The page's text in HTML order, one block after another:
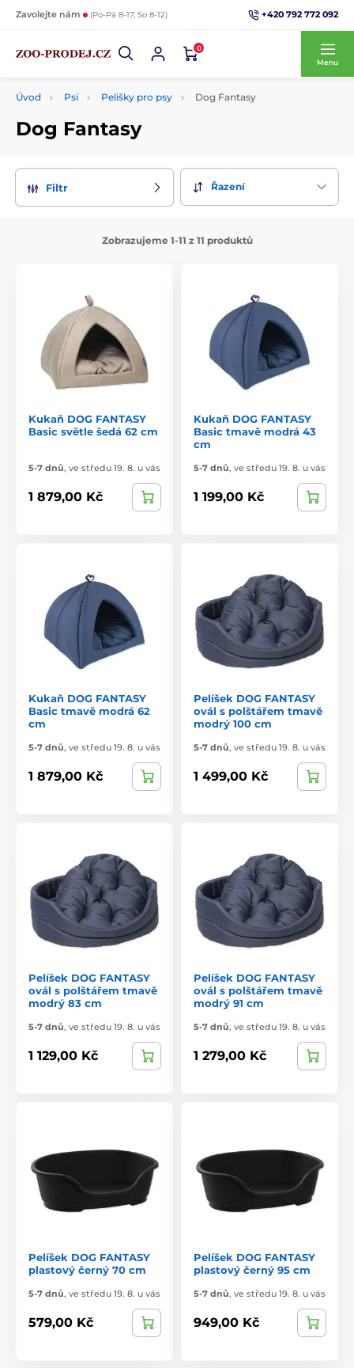
Zavolejte nám (Po-Pá 8-17, So 8-12) +420 792 772 092
0
Menu
Úvod Psi Pelišky pro psy Dog Fantasy
Dog Fantasy
Filtr Řazení
Zobrazujeme 1-11 z 11 produktů
Kukaň DOG FANTASY
Basic světle šedá 62 cm
5-7 dnů, ve středu 19. 8. u vás
1 879,00 Kč
Kukaň DOG FANTASY
Basic tmavě modrá 43
cm
5-7 dnů, ve středu 19. 8. u vás
1 199,00 Kč
Kukaň DOG FANTASY
Basic tmavě modrá 62
cm
5-7 dnů, ve středu 19. 8. u vás
1 879,00 Kč
Pelíšek DOG FANTASY
ovál s polštářem tmavě
modrý 100 cm
5-7 dnů, ve středu 19. 8. u vás
1 499,00 Kč
Pelíšek DOG FANTASY
ovál s polštářem tmavě
modrý 83 cm
5-7 dnů, ve středu 19. 8. u vás
1 129,00 Kč
Pelíšek DOG FANTASY
ovál s polštářem tmavě
modrý 91 cm
5-7 dnů, ve středu 19. 8. u vás
1 279,00 Kč
Pelíšek DOG FANTASY
plastový černý 70 cm
5-7 dnů, ve středu 19. 8. u vás
579,00 Kč
Pelíšek DOG FANTASY
plastový černý 95 cm
5-7 dnů, ve středu 19. 8. u vás
949,00 Kč